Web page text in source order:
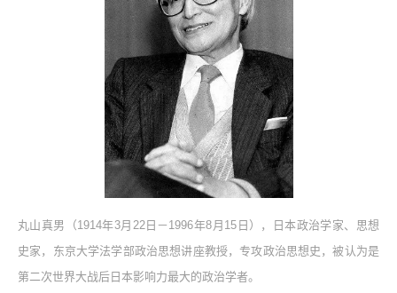
丸山真男（1914年3月22日－1996年8月15日），日本政治学家、思想
史家，东京大学法学部政治思想讲座教授，专攻政治思想史，被认为是
第二次世界大战后日本影响力最大的政治学者。